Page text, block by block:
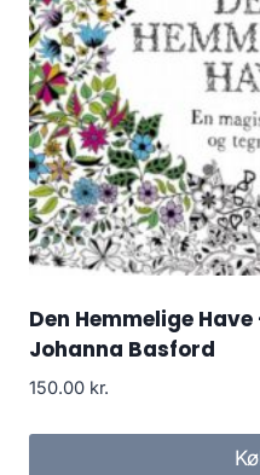
Den Hemmelige
Johanna Basford
150.00 kr.